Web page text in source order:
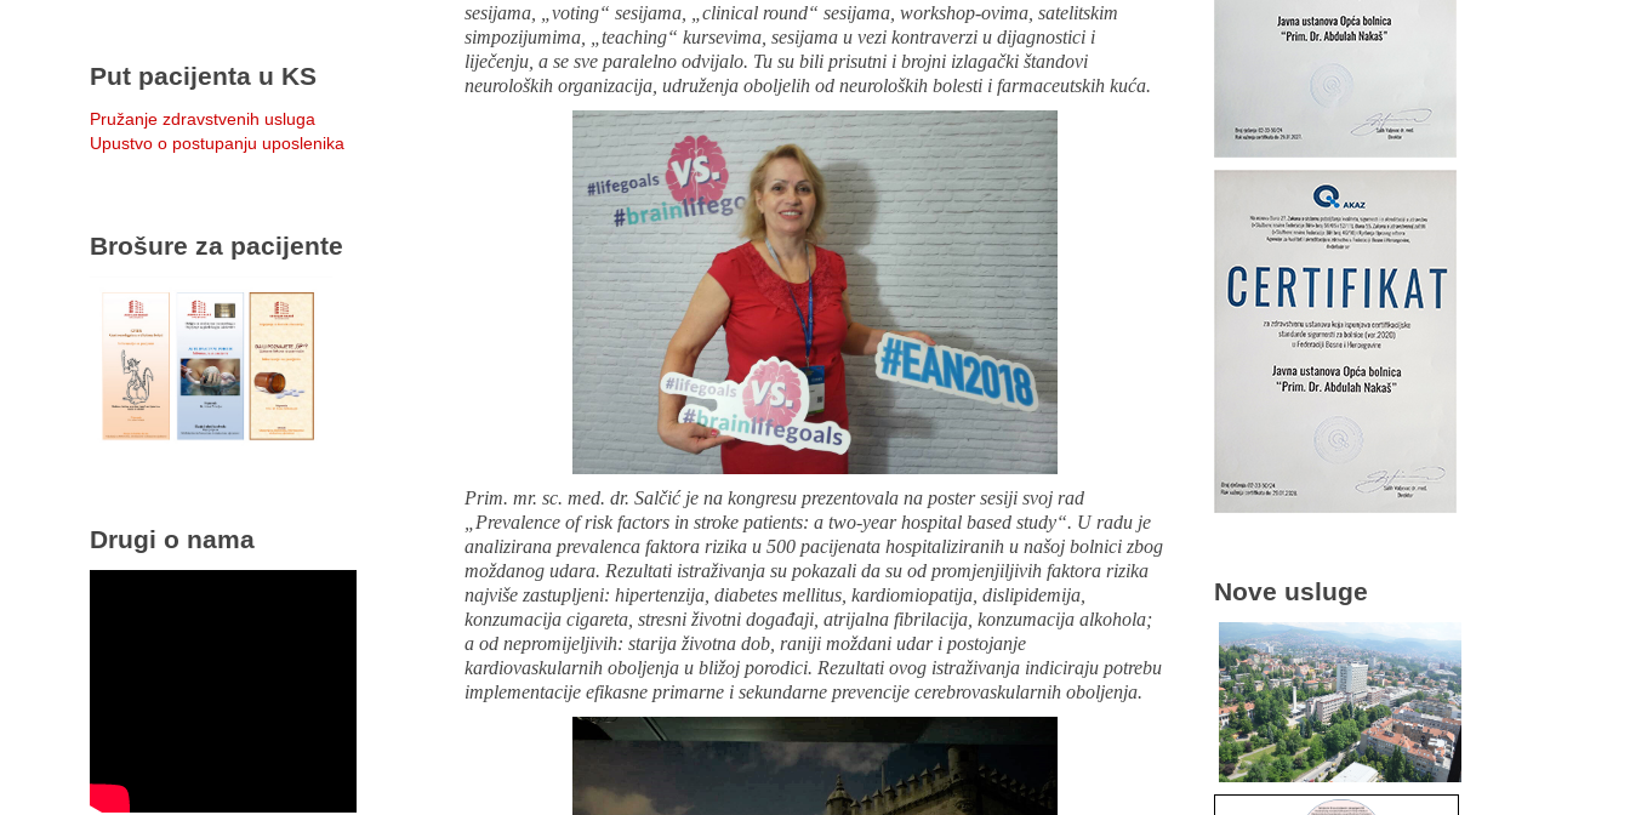
sesijama, „voting“ sesijama, „clinical round“ sesijama, workshop-ovima, satelitskim
simpozijumima, „teaching“ kursevima, sesijama u vezi kontraverzi u dijagnostici i
liječenju, a se sve paralelno odvijalo. Tu su bili prisutni i brojni izlagački štandovi
neuroloških organizacija, udruženja oboljelih od neuroloških bolesti i farmaceutskih kuća.
Prim. mr. sc. med. dr. Salčić je na kongresu prezentovala na poster sesiji svoj rad
„Prevalence of risk factors in stroke patients: a two-year hospital based study“. U radu je
analizirana prevalenca faktora rizika u 500 pacijenata hospitaliziranih u našoj bolnici zbog
moždanog udara. Rezultati istraživanja su pokazali da su od promjenjiljivih faktora rizika
najviše zastupljeni: hipertenzija, diabetes mellitus, kardiomiopatija, dislipidemija,
konzumacija cigareta, stresni životni događaji, atrijalna fibrilacija, konzumacija alkohola;
a od nepromijeljivih: starija životna dob, raniji moždani udar i postojanje
kardiovaskularnih oboljenja u bližoj porodici. Rezultati ovog istraživanja indiciraju potrebu
implementacije efikasne primarne i sekundarne prevencije cerebrovaskularnih oboljenja.
Put pacijenta u KS
Pružanje zdravstvenih usluga
Upustvo o postupanju uposlenika
Brošure za pacijente
Drugi o nama
Nove usluge